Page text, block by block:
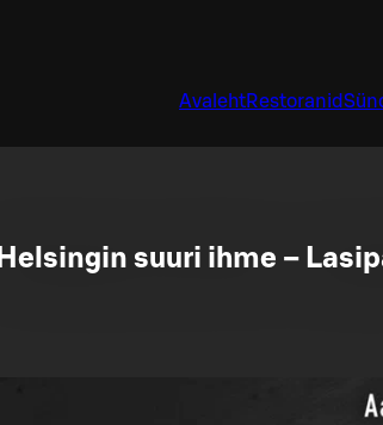
AvalehtRestoranid
Helsingin suuri ihme –